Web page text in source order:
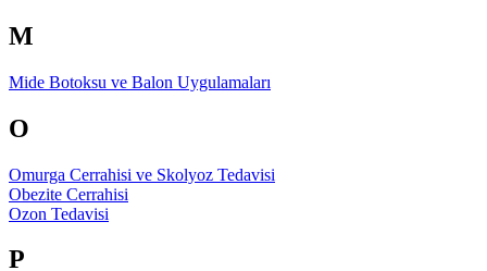
M
Mide Botoksu ve Balon Uygulamaları
O
Omurga Cerrahisi ve Skolyoz Tedavisi
Obezite Cerrahisi
Ozon Tedavisi
P